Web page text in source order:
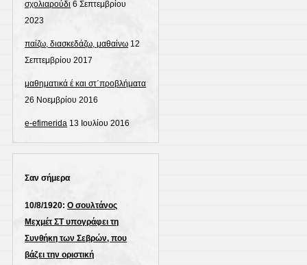
σχολιαρούδι 6 Σεπτεμβρίου
2023
παίζω, διασκεδάζω, μαθαίνω 12
Σεπτεμβρίου 2017
μαθηματικά έ και στ΄προβλήματα
26 Νοεμβρίου 2016
e-efimerida 13 Ιουλίου 2016
Σαν σήμερα
10/8/1920:Ο σουλτάνος
Μεχμέτ ΣΤ υπογράφει τη
Συνθήκη των Σεβρών, που
βάζει την οριστική